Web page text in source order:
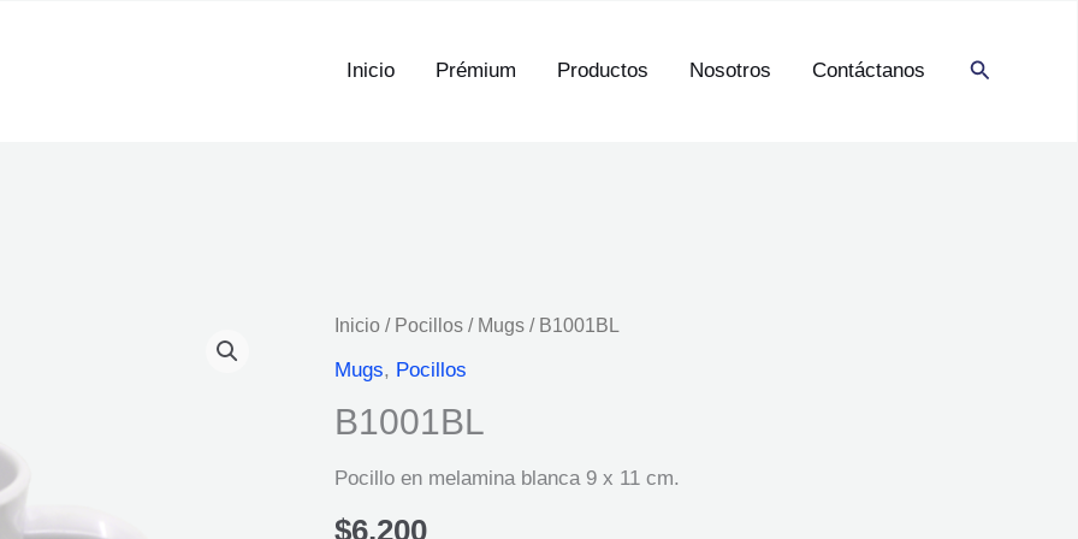
Inicio Prémium Productos Nosotros Contáctanos Buscar
Inicio/ Pocillos/ Mugs/ B1001BL
Mugs, Pocillos
B1001BL
Pocillo en melamina blanca 9 x 11 cm.
$6,200